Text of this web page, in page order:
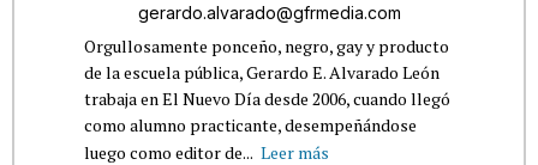
gerardo.alvarado@gfrmedia.com
Orgullosamente ponceño, negro, gay y producto
de la escuela pública, Gerardo E. Alvarado León
trabaja en El Nuevo Día desde 2006, cuando llegó
como alumno practicante, desempeñándose
luego como editor de... Leer más